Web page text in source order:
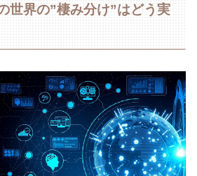
世界の”棲み分け”はどう実